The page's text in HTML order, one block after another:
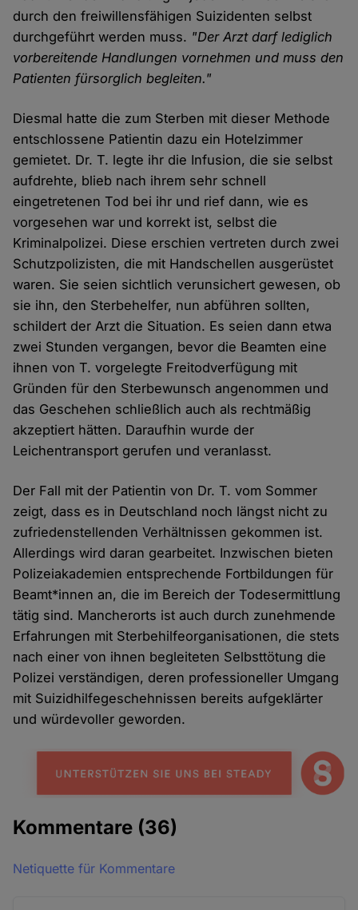
durch den freiwillensfähigen Suizidenten selbst
durchgeführt werden muss. "Der Arzt darf lediglich
vorbereitende Handlungen vornehmen und muss den
Patienten fürsorglich begleiten."
Diesmal hatte die zum Sterben mit dieser Methode
entschlossene Patientin dazu ein Hotelzimmer
gemietet. Dr. T. legte ihr die Infusion, die sie selbst
aufdrehte, blieb nach ihrem sehr schnell
eingetretenen Tod bei ihr und rief dann, wie es
vorgesehen war und korrekt ist, selbst die
Kriminalpolizei. Diese erschien vertreten durch zwei
Schutzpolizisten, die mit Handschellen ausgerüstet
waren. Sie seien sichtlich verunsichert gewesen, ob
sie ihn, den Sterbehelfer, nun abführen sollten,
schildert der Arzt die Situation. Es seien dann etwa
zwei Stunden vergangen, bevor die Beamten eine
ihnen von T. vorgelegte Freitodverfügung mit
Gründen für den Sterbewunsch angenommen und
das Geschehen schließlich auch als rechtmäßig
akzeptiert hätten. Daraufhin wurde der
Leichentransport gerufen und veranlasst.
Der Fall mit der Patientin von Dr. T. vom Sommer
zeigt, dass es in Deutschland noch längst nicht zu
zufriedenstellenden Verhältnissen gekommen ist.
Allerdings wird daran gearbeitet. Inzwischen bieten
Polizeiakademien entsprechende Fortbildungen für
Beamt*innen an, die im Bereich der Todesermittlung
tätig sind. Mancherorts ist auch durch zunehmende
Erfahrungen mit Sterbehilfeorganisationen, die stets
nach einer von ihnen begleiteten Selbsttötung die
Polizei verständigen, deren professioneller Umgang
mit Suizidhilfegeschehnissen bereits aufgeklärter
und würdevoller geworden.
Kommentare (36)
Netiquette für Kommentare